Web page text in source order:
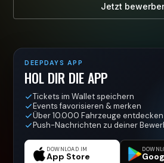
Jetzt
DEEPDAYS APP
HOL DIR DIE APP
Tickets im Wallet speichern
Events favorisieren & merken
Über 10.000 Fahrzeuge entdecken
Push-Nachrichten zu deiner
DOWNLOAD IM
App Store